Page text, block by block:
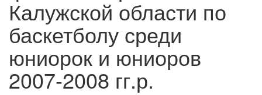
Калужской области по
баскетболу среди
юниорок и юниоров
2007-2008 гг.р.